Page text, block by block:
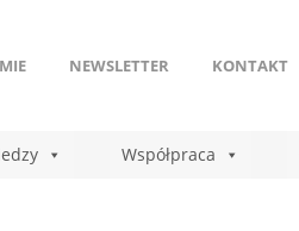
NEWSLETTER KONTAKT
Współpraca